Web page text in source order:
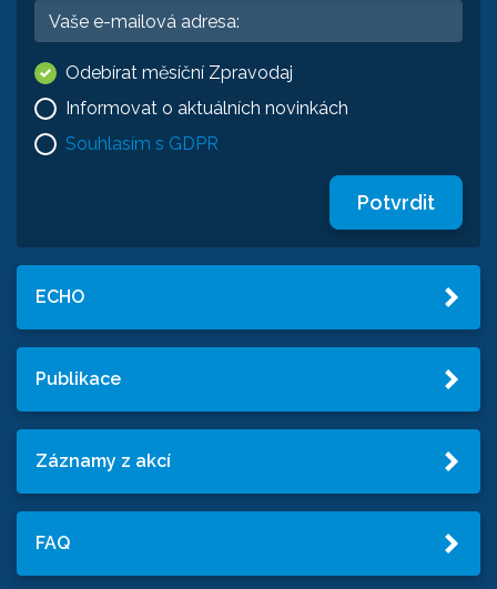
Odebírat měsíční Zpravodaj
Informovat o aktuálních novinkách
Souhlasím s GDPR
Potvrdit
ECHO
Publikace
Záznamy z akcí
FAQ